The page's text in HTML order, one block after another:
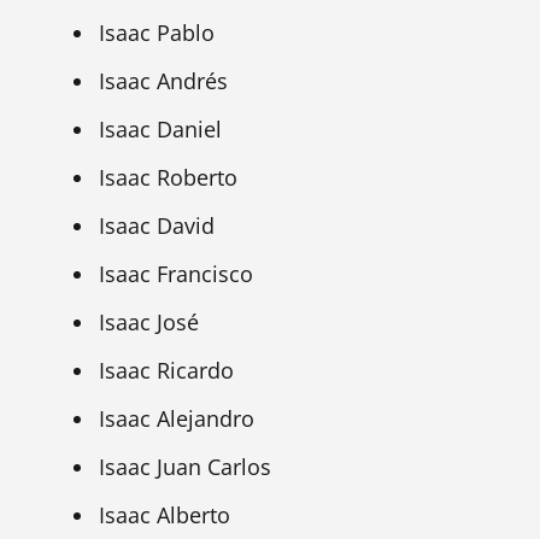
Isaac Pablo
Isaac Andrés
Isaac Daniel
Isaac Roberto
Isaac David
Isaac Francisco
Isaac José
Isaac Ricardo
Isaac Alejandro
Isaac Juan Carlos
Isaac Alberto